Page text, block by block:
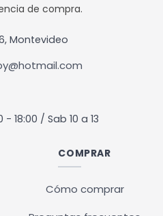
producto
de compra.
Montevideo
- 18:00 / Sab 10 a 13
COMPRAR
Cómo comprar